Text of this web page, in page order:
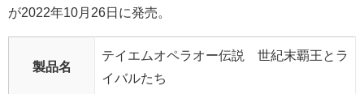
が2022年10月26日に発売。
製品名
テイエムオペラオー伝説 世紀末覇王とラ
イバルたち